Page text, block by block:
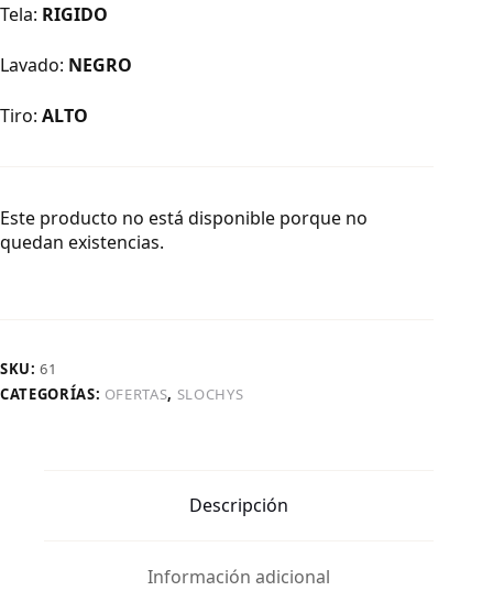
Tela: RIGIDO
Lavado: NEGRO
Tiro: ALTO
Este producto no está disponible porque no
quedan existencias.
SKU:61
CATEGORÍAS: OFERTAS, SLOCHYS
Descripción
Información adicional